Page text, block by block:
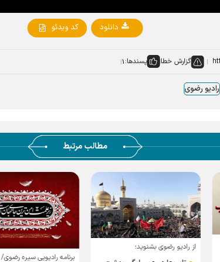
کد ویدئو دانلود
گزارش خطا پسندها: ۱
رادیو رضوی
مطالب مرتبط
از رادیو رضوی بشنوید؛
برنامه رادیویی سیره رضوی/ ۱